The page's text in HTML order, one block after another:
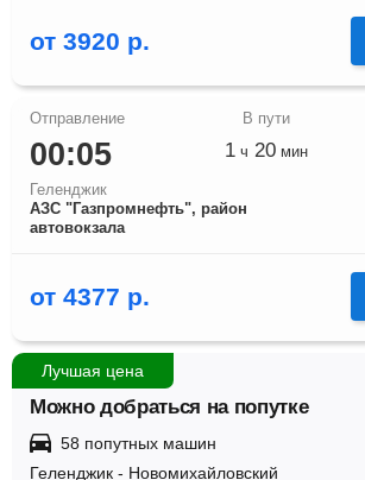
от 3920 р.
00:05
Геленджик
АЗС "Газпромнефть", район
автовокзала
1 ч 20 мин
от 4377 р.
Лучшая цена
Можно добраться на попутке
58 попутных машин
Геленджик - Новомихайловский